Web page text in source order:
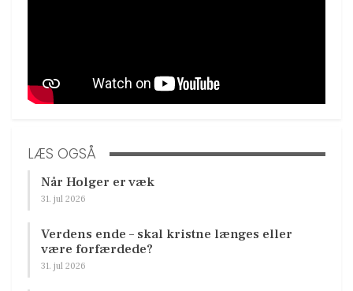
LÆS OGSÅ
Når Holger er væk
31. jul 2026
Verdens ende – skal kristne længes eller
være forfærdede?
31. jul 2026